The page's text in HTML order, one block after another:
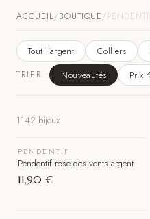
ACCUEIL/BOUTIQUE/
Tout l’argent Colliers
TRIER : Nouveautés Prix
1142 bijoux
VOIR LE BIJOU
PENDENTIF
Pendentif rose des vents argent
11,90 €